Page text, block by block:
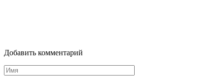
Добавить комментарий
Имя